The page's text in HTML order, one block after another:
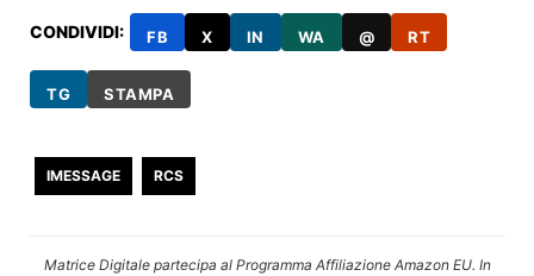
CONDIVIDI: FB X IN WA @ RT
TG STAMPA
IMESSAGE RCS
Matrice Digitale partecipa al Programma Affiliazione Amazon EU. In